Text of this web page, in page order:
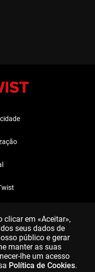
clicar em «Aceitar»,
seus dados de
público e gerar
manter as suas
lhe um acesso
Política de Cookies.